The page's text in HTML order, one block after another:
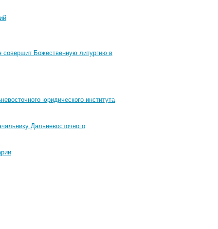
совершит Божественную литургию в
юридического института
Дальневосточного